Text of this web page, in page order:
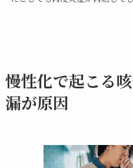
慢性化で起こる
漏が原因